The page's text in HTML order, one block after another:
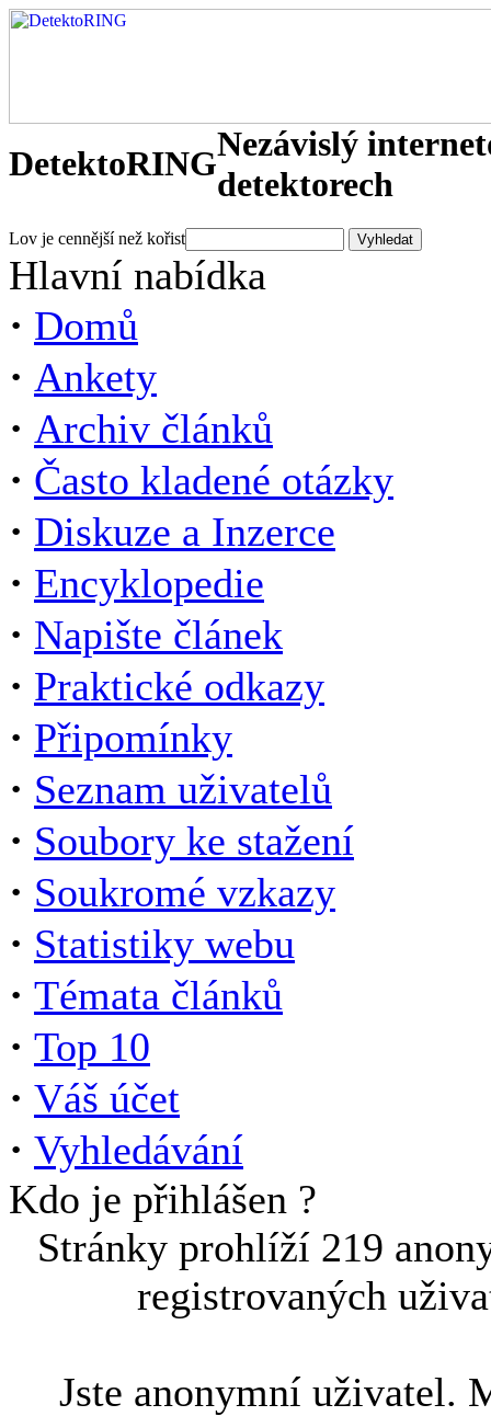
DetektoRINGNezávislý
detektorech
Lov je cennější než kořist
Hlavní nabídka
· Domů
· Ankety
· Archiv článků
· Často kladené otázky
· Diskuze a Inzerce
· Encyklopedie
· Napište článek
· Praktické odkazy
· Připomínky
· Seznam uživatelů
· Soubory ke stažení
· Soukromé vzkazy
· Statistiky webu
· Témata článků
· Top 10
· Váš účet
· Vyhledávání
Kdo je přihlášen ?
Stránky prohlíží 219
registrovaných
Jste anonymní uživatel.